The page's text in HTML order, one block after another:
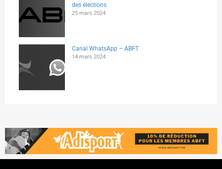
des élections
25 mars 2024
Canal WhatsApp – ABFT
14 mars 2024